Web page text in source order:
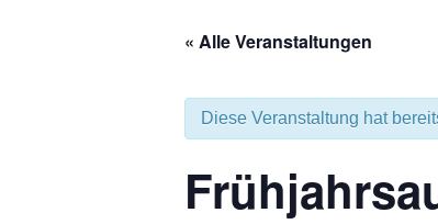
« Alle Veranstaltungen
Diese Veranstaltung hat